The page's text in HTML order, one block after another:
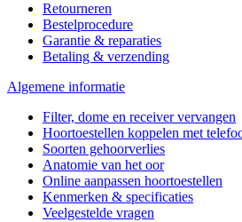
Retourneren
Bestelprocedure
Garantie & reparaties
Betaling & verzending
Algemene informatie
Filter, dome en receiver vervangen
Hoortoestellen koppelen met
Soorten gehoorverlies
Anatomie van het oor
Online aanpassen hoortoestellen
Kenmerken & specificaties
Veelgestelde vragen